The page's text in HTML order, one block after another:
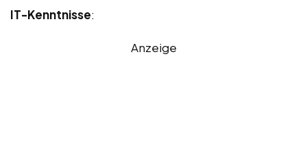
IT-Kenntnisse:
Anzeige